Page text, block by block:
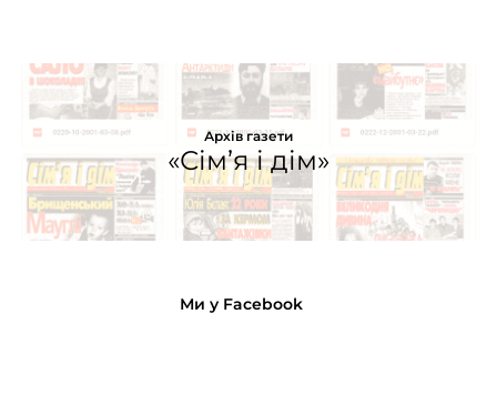
Архів газети
«Сім’я і дім»
Ми у Facebook